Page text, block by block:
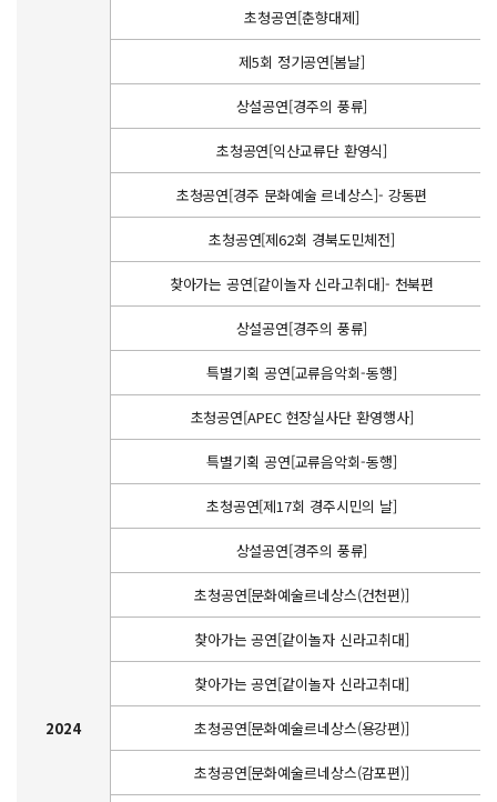
2024
초청공연[춘향대제]
제5회 정기공연[봄날]
상설공연[경주의 풍류]
초청공연[익산교류단 환영식]
초청공연[경주 문화예술 르네상스]- 강동편
초청공연[제62회 경북도민체전]
찾아가는 공연[같이놀자 신라고취대]- 천북편
상설공연[경주의 풍류]
특별기획 공연[교류음악회-동행]
초청공연[APEC 현장실사단 환영행사]
특별기획 공연[교류음악회-동행]
초청공연[제17회 경주시민의 날]
상설공연[경주의 풍류]
초청공연[문화예술르네상스(건천편)]
찾아가는 공연[같이놀자 신라고취대]
찾아가는 공연[같이놀자 신라고취대]
초청공연[문화예술르네상스(용강편)]
초청공연[문화예술르네상스(감포편)]